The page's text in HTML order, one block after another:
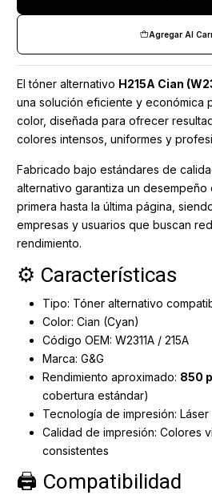
Agregar Al
El tóner alternativo H215A Cian
una solución eficiente y económica
color, diseñada para ofrecer
colores intensos, uniformes y
Fabricado bajo estándares de
alternativo garantiza un
primera hasta la última página,
empresas y usuarios que buscan
rendimiento.
⚙️ Características
Tipo: Tóner alternativo
Color: Cian (Cyan)
Código OEM: W2311A / 215A
Marca: G&G
Rendimiento aproximado: 850
cobertura estándar)
Tecnología de impresión: Láser
Calidad de impresión: Colores
consistentes
🖨️ Compatibilidad